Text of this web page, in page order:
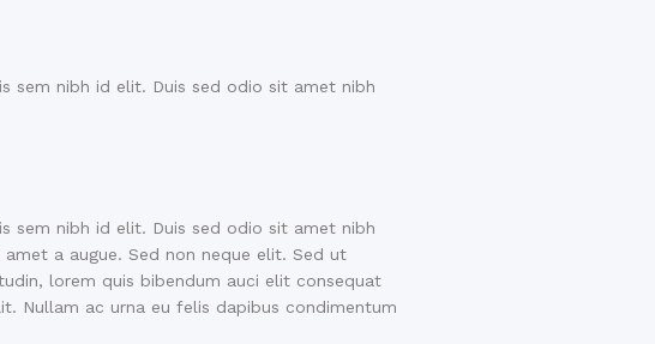
sem nibh id elit. Duis sed odio sit amet nibh
sem nibh id elit. Duis sed odio sit amet nibh
a augue. Sed non neque elit. Sed ut
lorem quis bibendum auci elit consequat
Nullam ac urna eu felis dapibus condimentum